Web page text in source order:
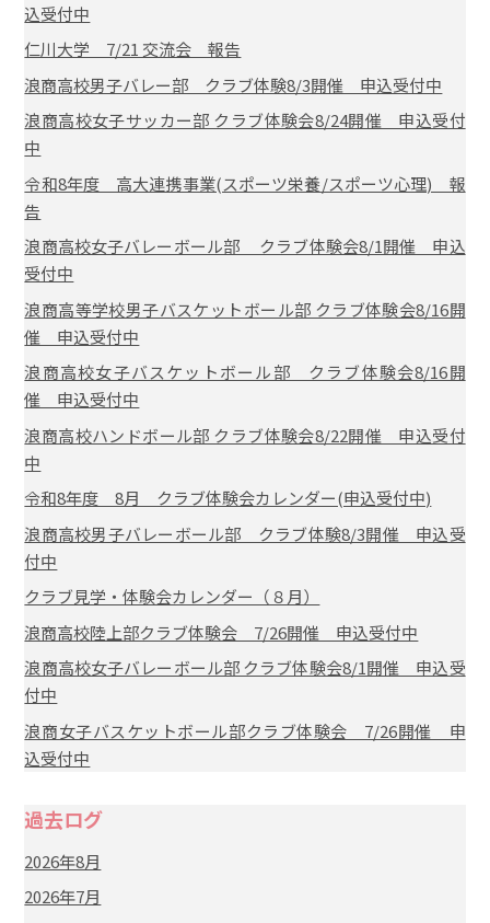
込受付中
仁川大学 7/21 交流会 報告
浪商高校男子バレー部 クラブ体験8/3開催 申込受付中
浪商高校女子サッカー部 クラブ体験会8/24開催 申込受付
中
令和8年度 高大連携事業(スポーツ栄養/スポーツ心理) 報
告
浪商高校女子バレーボール部 クラブ体験会8/1開催 申込
受付中
浪商高等学校男子バスケットボール部 クラブ体験会8/16開
催 申込受付中
浪商高校女子バスケットボール部 クラブ体験会8/16開
催 申込受付中
浪商高校ハンドボール部 クラブ体験会8/22開催 申込受付
中
令和8年度 8月 クラブ体験会カレンダー(申込受付中)
浪商高校男子バレーボール部 クラブ体験8/3開催 申込受
付中
クラブ見学・体験会カレンダー（８月）
浪商高校陸上部クラブ体験会 7/26開催 申込受付中
浪商高校女子バレーボール部 クラブ体験会8/1開催 申込受
付中
浪商女子バスケットボール部クラブ体験会 7/26開催 申
込受付中
過去ログ
2026年8月
2026年7月